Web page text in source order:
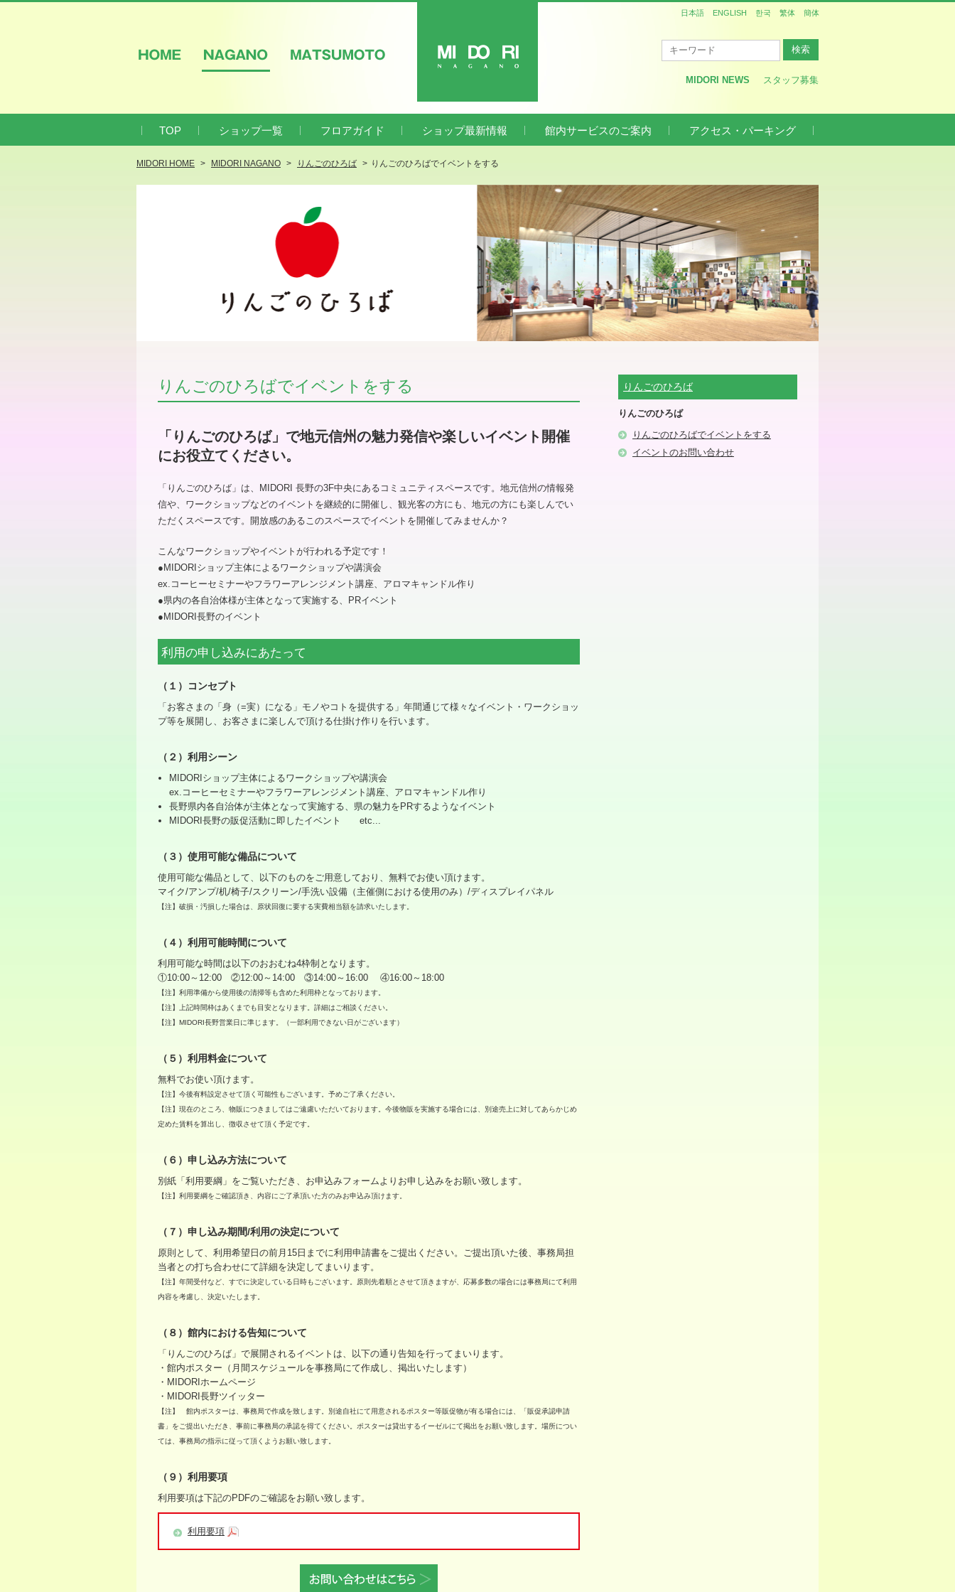
MIDORI NEWS
スタッフ募集
日本語 ENGLISH 한국 繁体 簡体
TOP ショップ一覧 フロアガイド ショップ最新情報 館内サービスのご案内 アクセス・パーキング
MIDORI HOME MIDORI NAGANO りんごのひろば りんごのひろばでイベントをする
りんごのひろばでイベントをする
「りんごのひろば」で地元信州の魅力発信や楽しいイベント開催
にお役立てください。
「りんごのひろば」は、MIDORI 長野の3F中央にあるコミュニティスペースです。地元信州の情報発
信や、ワークショップなどのイベントを継続的に開催し、観光客の方にも、地元の方にも楽しんでい
ただくスペースです。開放感のあるこのスペースでイベントを開催してみませんか？
こんなワークショップやイベントが行われる予定です！
●MIDORIショップ主体によるワークショップや講演会
ex.コーヒーセミナーやフラワーアレンジメント講座、アロマキャンドル作り
●県内の各自治体様が主体となって実施する、PRイベント
●MIDORI長野のイベント
利用の申し込みにあたって
（１）コンセプト
「お客さまの「身（=実）になる」モノやコトを提供する」年間通じて様々なイベント・ワークショッ
プ等を展開し、お客さまに楽しんで頂ける仕掛け作りを行います。
（２）利用シーン
MIDORIショップ主体によるワークショップや講演会
ex.コーヒーセミナーやフラワーアレンジメント講座、アロマキャンドル作り
長野県内各自治体が主体となって実施する、県の魅力をPRするようなイベント
MIDORI長野の販促活動に即したイベント etc...
（３）使用可能な備品について
使用可能な備品として、以下のものをご用意しており、無料でお使い頂けます。
マイク/アンプ/机/椅子/スクリーン/手洗い設備（主催側における使用のみ）/ディスプレイパネル
【注】破損・汚損した場合は、原状回復に要する実費相当額を請求いたします。
（４）利用可能時間について
利用可能な時間は以下のおおむね4枠制となります。
①10:00～12:00 ②12:00～14:00 ③14:00～16:00 ④16:00～18:00
【注】利用準備から使用後の清掃等も含めた利用枠となっております。
【注】上記時間枠はあくまでも目安となります。詳細はご相談ください。
【注】MIDORI長野営業日に準じます。（一部利用できない日がございます）
（５）利用料金について
無料でお使い頂けます。
【注】今後有料設定させて頂く可能性もございます。予めご了承ください。
【注】現在のところ、物販につきましてはご遠慮いただいております。今後物販を実施する場合には、別途売上に対してあらかじめ
定めた賃料を算出し、徴収させて頂く予定です。
（６）申し込み方法について
別紙「利用要綱」をご覧いただき、お申込みフォームよりお申し込みをお願い致します。
【注】利用要綱をご確認頂き、内容にご了承頂いた方のみお申込み頂けます。
（７）申し込み期間/利用の決定について
原則として、利用希望日の前月15日までに利用申請書をご提出ください。ご提出頂いた後、事務局担
当者との打ち合わせにて詳細を決定してまいります。
【注】年間受付など、すでに決定している日時もございます。原則先着順とさせて頂きますが、応募多数の場合には事務局にて利用
内容を考慮し、決定いたします。
（８）館内における告知について
「りんごのひろば」で展開されるイベントは、以下の通り告知を行ってまいります。
・館内ポスター（月間スケジュールを事務局にて作成し、掲出いたします）
・MIDORIホームページ
・MIDORI長野ツイッター
【注】 館内ポスターは、事務局で作成を致します。別途自社にて用意されるポスター等販促物が有る場合には、「販促承認申請
書」をご提出いただき、事前に事務局の承認を得てください。ポスターは貸出するイーゼルにて掲出をお願い致します。場所につい
ては、事務局の指示に従って頂くようお願い致します。
（９）利用要項
利用要項は下記のPDFのご確認をお願い致します。
利用要項
りんごのひろば
りんごのひろば
りんごのひろばでイベントをする
イベントのお問い合わせ